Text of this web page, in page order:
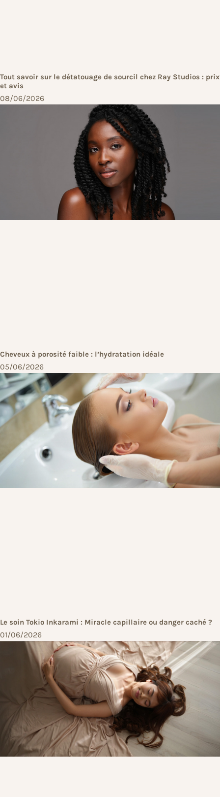
Tout savoir sur le détatouage de sourcil chez Ray Studios : prix
et avis
08/06/2026
Cheveux à porosité faible : l’hydratation idéale
05/06/2026
Le soin Tokio Inkarami : Miracle capillaire ou danger caché ?
01/06/2026